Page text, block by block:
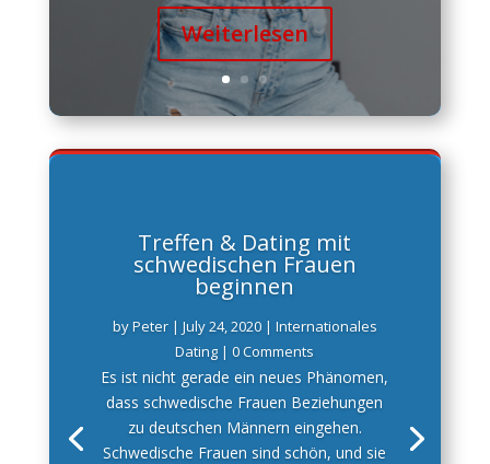
Weiterlesen
Treffen & Dating mit
schwedischen Frauen
beginnen
byPeter| July 24, 2020| Internationales
Dating | 0 Comments
Es ist nicht gerade ein neues Phänomen,
dass schwedische Frauen Beziehungen
zu deutschen Männern eingehen.
Schwedische Frauen sind schön, und sie